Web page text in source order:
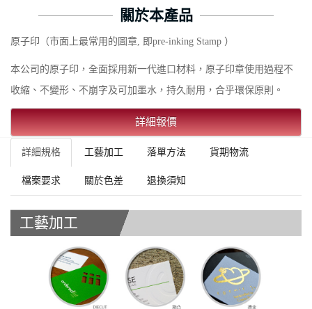
關於本產品
原子印（市面上最常用的圖章, 即pre-inking Stamp ）
本公司的原子印，全面採用新一代進口材料，原子印章使用過程不
收縮、不變形、不崩字及可加墨水，持久耐用，合乎環保原則。
詳細報價
詳細規格 工藝加工 落單方法 貨期物流
檔案要求 關於色差 退換須知
工藝加工